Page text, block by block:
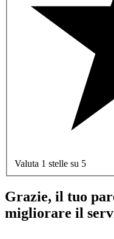
Valuta 1 stelle su 5
Grazie, il tuo
migliorare il